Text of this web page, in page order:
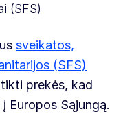
(SFS)
sveikatos,
(SFS)
prekės, kad
Europos Sąjungą.